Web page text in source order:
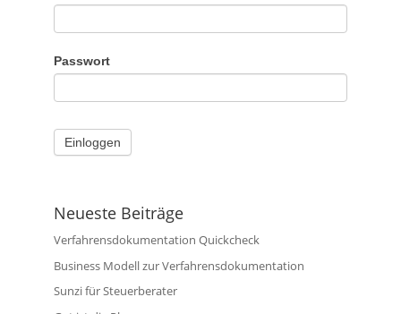
Passwort
Neueste Beiträge
Verfahrensdokumentation Quickcheck
Business Modell zur Verfahrensdokumentation
Sunzi für Steuerberater